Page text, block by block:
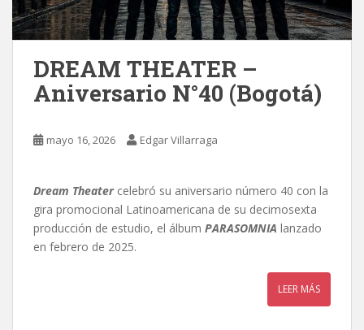
DREAM THEATER –
Aniversario N°40 (Bogotá)
mayo 16, 2026 Edgar Villarraga
Dream Theatercelebró su aniversario número 40 con la
gira promocional Latinoamericana de su decimosexta
producción de estudio, el álbum PARASOMNIA lanzado
en febrero de 2025.
LEER MÁS